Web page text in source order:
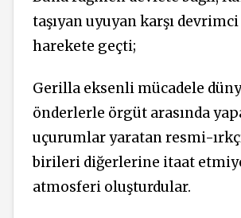
taşıyan uyuyan karşı
harekete geçti;
Gerilla eksenli mücadele
önderlerle örgüt arasında
uçurumlar yaratan resmi-
birileri diğerlerine itaat
atmosferi oluşturdular.